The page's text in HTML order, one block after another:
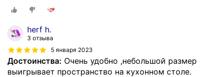
herf h.
3 отзыва
5 января 2023
Достоинства: Очень удобно ,небольшой размер
выигрывает пространство на кухонном столе.